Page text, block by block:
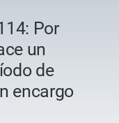
Por
un
de
encargo